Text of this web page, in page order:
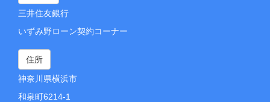
三井住友銀行
いずみ野ローン契約コーナー
住所
神奈川県横浜市
和泉町6214-1